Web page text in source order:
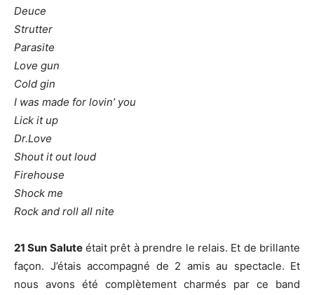
Deuce
Strutter
Parasite
Love gun
Cold gin
I was made for lovin’ you
Lick it up
Dr.Love
Shout it out loud
Firehouse
Shock me
Rock and roll all nite
21 Sun Saluteétait prêt à prendre le relais. Et de brillante
façon. J’étais accompagné de 2 amis au spectacle. Et
nous avons été complètement charmés par ce band